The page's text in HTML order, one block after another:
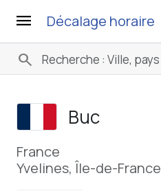
menu Décalage horaire
search
Buc
France
Yvelines, Île-de-France